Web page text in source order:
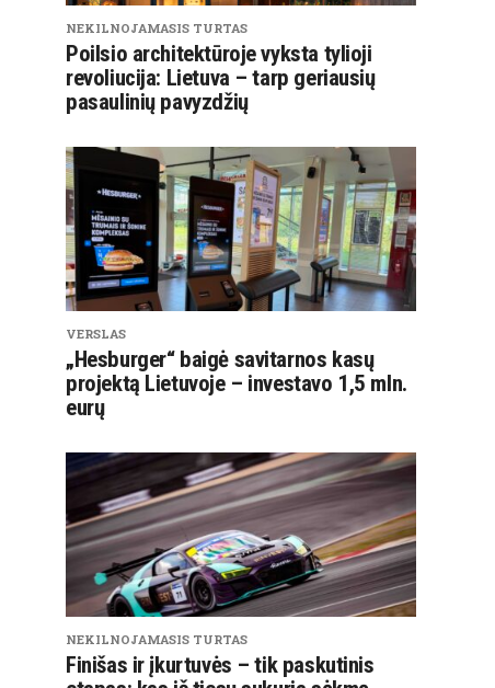
NEKILNOJAMASIS TURTAS
Poilsio architektūroje vyksta tylioji
revoliucija: Lietuva – tarp geriausių
pasaulinių pavyzdžių
VERSLAS
„Hesburger“ baigė savitarnos kasų
projektą Lietuvoje – investavo 1,5 mln.
eurų
NEKILNOJAMASIS TURTAS
Finišas ir įkurtuvės – tik paskutinis